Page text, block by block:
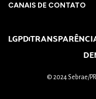
CANAIS DE CONTATO
LGPD
© 2024 Sebrae/